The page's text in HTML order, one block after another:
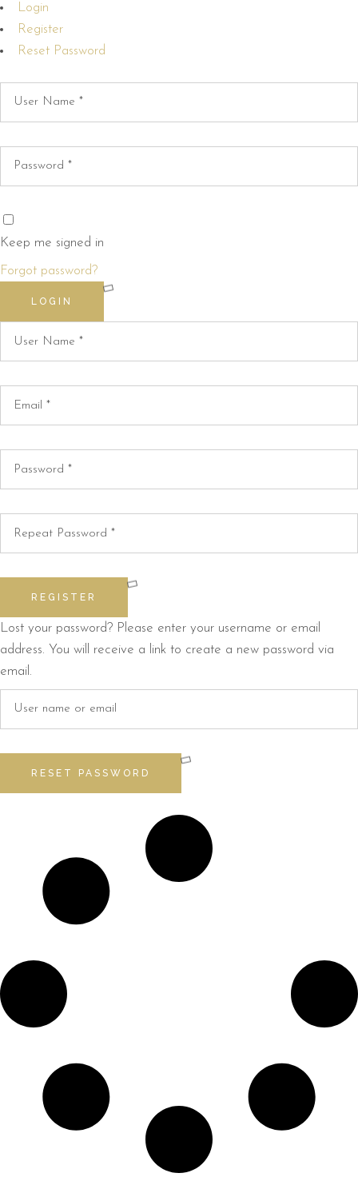
Login
Register
Reset Password
Keep me signed in
Forgot password?
LOGIN
REGISTER
Lost your password? Please enter your username or email
address. You will receive a link to create a new password via
email.
RESET PASSWORD